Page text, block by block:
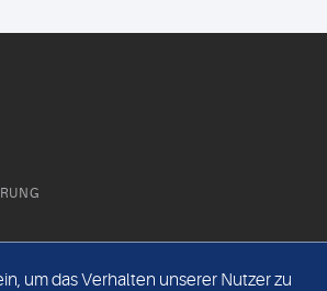
um das Verhalten unserer Nutzer zu